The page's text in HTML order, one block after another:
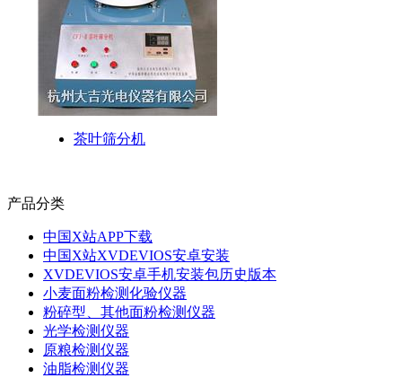
茶叶筛分机
产品分类
中国X站APP下载
中国X站XVDEVIOS安卓安装
XVDEVIOS安卓手机安装包历史版本
小麦面粉检测化验仪器
粉碎型、其他面粉检测仪器
光学检测仪器
原粮检测仪器
油脂检测仪器